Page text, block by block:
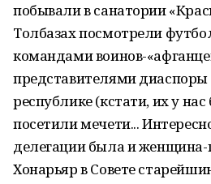
побывали в санатории
Толбазах посмотрели
командами воинов-
представителями диаспоры
республике (кстати, их у
посетили мечети...
делегации была и
Хонарьяр в Совете